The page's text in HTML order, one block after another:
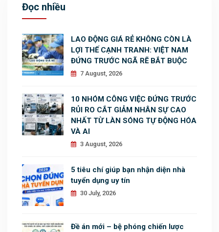
Đọc nhiều
LAO ĐỘNG GIÁ RẺ KHÔNG CÒN LÀ
LỢI THẾ CẠNH TRANH: VIỆT NAM
ĐỨNG TRƯỚC NGÃ RẼ BẮT BUỘC
7 August, 2026
10 NHÓM CÔNG VIỆC ĐỨNG TRƯỚC
RỦI RO CẮT GIẢM NHÂN SỰ CAO
NHẤT TỪ LÀN SÓNG TỰ ĐỘNG HÓA
VÀ AI
3 August, 2026
5 tiêu chí giúp bạn nhận diện nhà
tuyển dụng uy tín
30 July, 2026
Đề án mới – bệ phóng chiến lược